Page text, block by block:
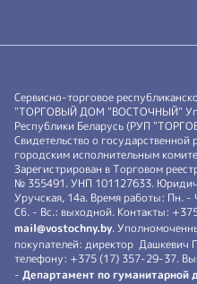
Сервисно-торговое
"ТОРГОВЫЙ ДОМ "ВОСТОЧНЫЙ"
Республики Беларусь (РУП
Свидетельство о
городским исполнительным
Зарегистрирован в Торговом
№ 355491. УНП 101127633.
Уручская, 14а. Время работы: Пн.
Сб. - Вс.: выходной. Контакты:
mail@vostochny.by.
покупателей: директор Дашкевич
телефону: +375 (17) 357-29-37.
- Департамент по гуманитарной